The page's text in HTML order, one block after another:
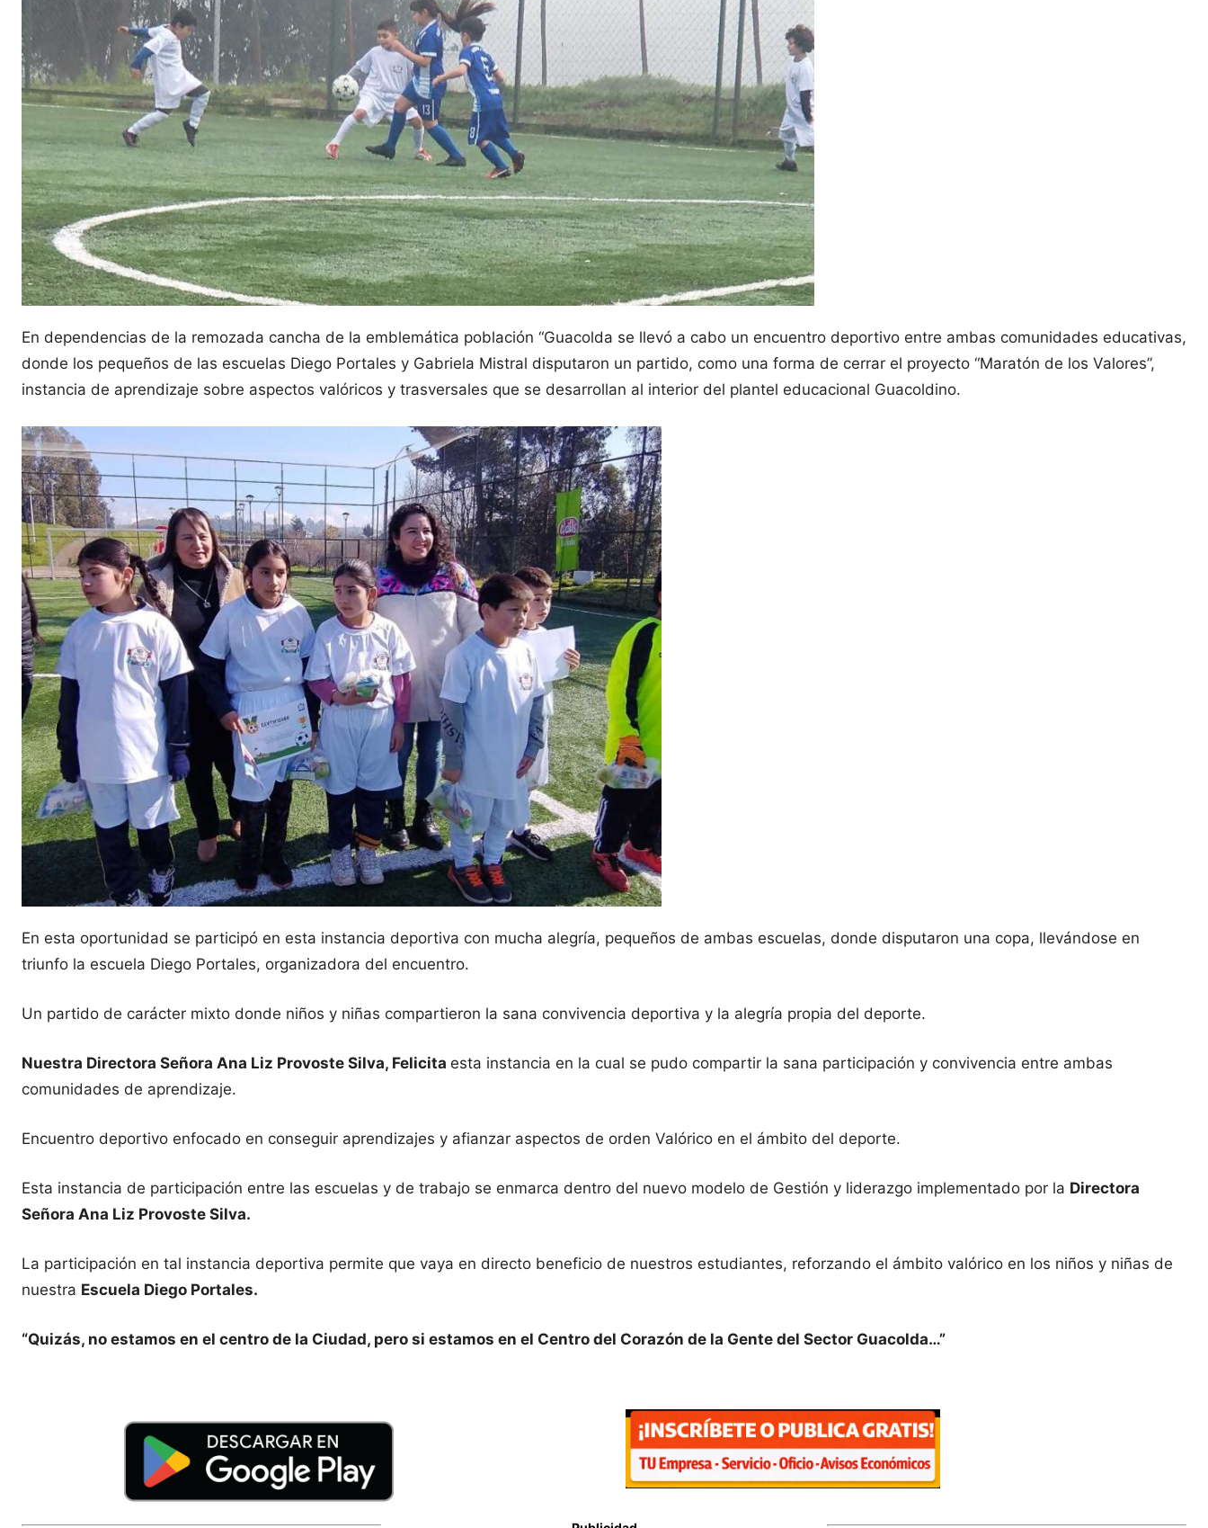
En dependencias de la remozada cancha de la emblemática población “Guacolda se llevó a cabo un encuentro deportivo entre ambas comunidades educativas,
donde los pequeños de las escuelas Diego Portales y Gabriela Mistral disputaron un partido, como una forma de cerrar el proyecto “Maratón de los Valores”,
instancia de aprendizaje sobre aspectos valóricos y trasversales que se desarrollan al interior del plantel educacional Guacoldino.
En esta oportunidad se participó en esta instancia deportiva con mucha alegría, pequeños de ambas escuelas, donde disputaron una copa, llevándose en
triunfo la escuela Diego Portales, organizadora del encuentro.
Un partido de carácter mixto donde niños y niñas compartieron la sana convivencia deportiva y la alegría propia del deporte.
Nuestra Directora Señora Ana Liz Provoste Silva, Felicita esta instancia en la cual se pudo compartir la sana participación y convivencia entre ambas
comunidades de aprendizaje.
Encuentro deportivo enfocado en conseguir aprendizajes y afianzar aspectos de orden Valórico en el ámbito del deporte.
Esta instancia de participación entre las escuelas y de trabajo se enmarca dentro del nuevo modelo de Gestión y liderazgo implementado por la Directora
Señora Ana Liz Provoste Silva.
La participación en tal instancia deportiva permite que vaya en directo beneficio de nuestros estudiantes, reforzando el ámbito valórico en los niños y niñas de
nuestra Escuela Diego Portales.
“Quizás, no estamos en el centro de la Ciudad, pero si estamos en el Centro del Corazón de la Gente del Sector Guacolda…”